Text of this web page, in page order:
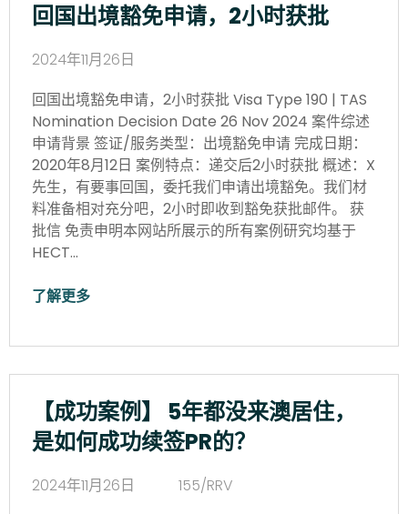
回国出境豁免申请，2小时获批
2024年11月26日
回国出境豁免申请，2小时获批 Visa Type 190 | TAS
Nomination Decision Date 26 Nov 2024 案件综述
申请背景 签证/服务类型：出境豁免申请 完成日期：
2020年8月12日 案例特点：递交后2小时获批 概述：X
先生，有要事回国，委托我们申请出境豁免。我们材
料准备相对充分吧，2小时即收到豁免获批邮件。 获
批信 免责申明本网站所展示的所有案例研究均基于
HECT…
了解更多
【成功案例】 5年都没来澳居住，
是如何成功续签PR的？
2024年11月26日
155/RRV